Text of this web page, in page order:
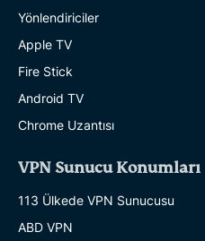
Yönlendiriciler
Apple TV
Fire Stick
Android TV
Chrome Uzantısı
VPN Sunucu Konumları
113 Ülkede VPN Sunucusu
ABD VPN